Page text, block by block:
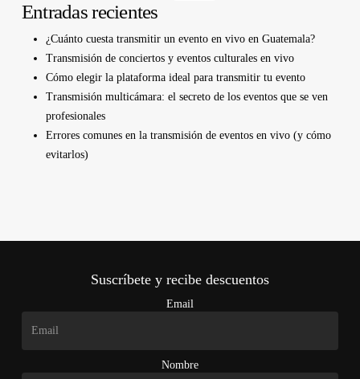
Entradas recientes
¿Cuánto cuesta transmitir un evento en vivo en Guatemala?
Transmisión de conciertos y eventos culturales en vivo
Cómo elegir la plataforma ideal para transmitir tu evento
Transmisión multicámara: el secreto de los eventos que se ven
profesionales
Errores comunes en la transmisión de eventos en vivo (y cómo
evitarlos)
Suscríbete y recibe descuentos
Email
Nombre